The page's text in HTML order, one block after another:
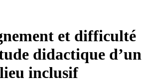
et difficulté
didactique d’un
inclusif